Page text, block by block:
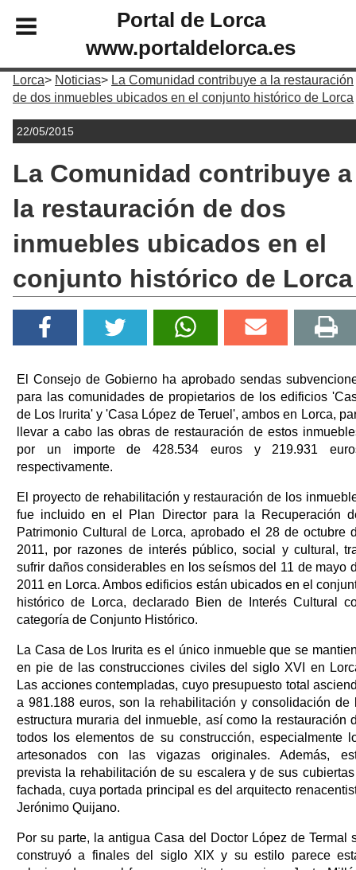
Portal de Lorca
www.portaldelorca.es
Lorca Noticias
La Comunidad contribuye a la restauración
de dos inmuebles ubicados en el conjunto histórico de Lorca
22/05/2015
La Comunidad contribuye a
la restauración de dos
inmuebles ubicados en el
conjunto histórico de Lorca
El Consejo de Gobierno ha aprobado sendas
para las comunidades de propietarios de los edificios
de Los lrurita' y 'Casa López de Teruel', ambos en Lorca,
llevar a cabo las obras de restauración de estos
por un importe de 428.534 euros y 219.931
respectivamente.
El proyecto de rehabilitación y restauración de los
fue incluido en el Plan Director para la Recuperación
Patrimonio Cultural de Lorca, aprobado el 28 de octubre
2011, por razones de interés público, social y cultural,
sufrir daños considerables en los seísmos del 11 de mayo
2011 en Lorca. Ambos edificios están ubicados en el
histórico de Lorca, declarado Bien de Interés Cultural
categoría de Conjunto Histórico.
La Casa de Los Irurita es el único inmueble que se
en pie de las construcciones civiles del siglo XVI en
Las acciones contempladas, cuyo presupuesto total
a 981.188 euros, son la rehabilitación y consolidación de
estructura muraria del inmueble, así como la restauración
todos los elementos de su construcción, especialmente
artesonados con las vigazas originales. Además,
prevista la rehabilitación de su escalera y de sus
fachada, cuya portada principal es del arquitecto
Jerónimo Quijano.
Por su parte, la antigua Casa del Doctor López de Termal
construyó a finales del siglo XIX y su estilo parece